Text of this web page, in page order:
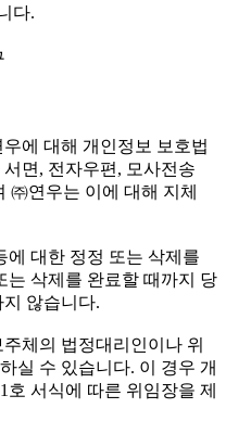
다.
에 대해 개인정보 보호법
면, 전자우편, 모사전송
㈜연우는 이에 대해 지체
대한 정정 또는 삭제를
는 삭제를 완료할 때까지 당
않습니다.
체의 법정대리인이나 위
실 수 있습니다. 이 경우 개
서식에 따른 위임장을 제